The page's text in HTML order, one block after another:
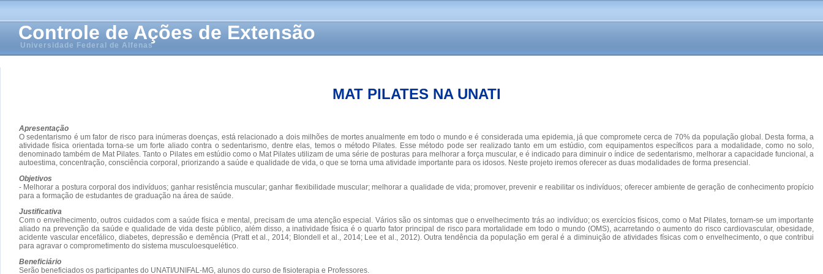
Controle de Ações de Extensão
Universidade Federal de Alfenas
MAT PILATES NA UNATI
Apresentação
O sedentarismo é um fator de risco para inúmeras doenças, está relacionado a dois milhões de mortes anualmente em todo o mundo e é considerada uma epidemia, já que compromete cerca de 70% da população global. Desta forma, a
atividade física orientada torna-se um forte aliado contra o sedentarismo, dentre elas, temos o método Pilates. Esse método pode ser realizado tanto em um estúdio, com equipamentos específicos para a modalidade, como no solo,
denominado também de Mat Pilates. Tanto o Pilates em estúdio como o Mat Pilates utilizam de uma série de posturas para melhorar a força muscular, e é indicado para diminuir o índice de sedentarismo, melhorar a capacidade funcional, a
autoestima, concentração, consciência corporal, priorizando a saúde e qualidade de vida, o que se torna uma atividade importante para os idosos. Neste projeto iremos oferecer as duas modalidades de forma presencial.
Objetivos
- Melhorar a postura corporal dos indivíduos; ganhar resistência muscular; ganhar flexibilidade muscular; melhorar a qualidade de vida; promover, prevenir e reabilitar os indivíduos; oferecer ambiente de geração de conhecimento propício
para a formação de estudantes de graduação na área de saúde.
Justificativa
Com o envelhecimento, outros cuidados com a saúde física e mental, precisam de uma atenção especial. Vários são os sintomas que o envelhecimento trás ao indivíduo; os exercícios físicos, como o Mat Pilates, tornam-se um importante
aliado na prevenção da saúde e qualidade de vida deste público, além disso, a inatividade física é o quarto fator principal de risco para mortalidade em todo o mundo (OMS), acarretando o aumento do risco cardiovascular, obesidade,
acidente vascular encefálico, diabetes, depressão e demência (Pratt et al., 2014; Blondell et al., 2014; Lee et al., 2012). Outra tendência da população em geral é a diminuição de atividades físicas com o envelhecimento, o que contribui
para agravar o comprometimento do sistema musculoesquelético.
Beneficiário
Serão beneficiados os participantes do UNATI/UNIFAL-MG, alunos do curso de fisioterapia e Professores.